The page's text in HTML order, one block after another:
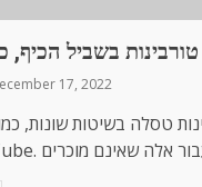
בשביל הכיף,
17, 2022